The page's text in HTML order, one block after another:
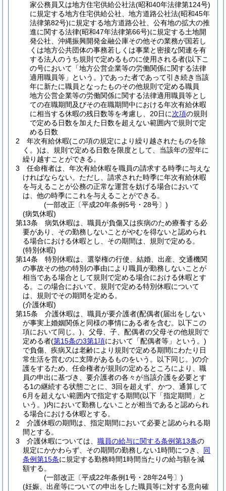
家公務員又は地方住宅供給公社法(昭和40年法律第124号)
に規定する地方住宅供給公社、地方道路公社法(昭和45年
法律第82号)に規定する地方道路公社、公有地の拡大の推
進に関する法律(昭和47年法律第66号)に規定する土地開
発公社、沖縄振興開発金融公庫その他その業務が国若し
くは地方公共団体の事務若しくは事業と密接な関連を有
する法人のうち規則で定めるものに使用される者(以下こ
の号において「地方公営企業等の労働関係に関する法律
適用職員等」という。)であった者であって引き続き当該
年に新たに職員となったものその他規則で定める職員
地方公営企業等の労働関係に関する法律適用職員等とし
ての在職期間及びその在職期間中における年次有給休暇
に相当する休暇の残日数等を考慮し、20日に次項の規則
で定める日数を加えた日数を超えない範囲内で規則で定
める日数
2
年次有給休暇(この項の規定により繰り越されたものを除
く。)は、規則で定める日数を限度として、当該年の翌年に
繰り越すことができる。
3
任命権者は、年次有給休暇を職員の請求する時季に与えな
ければならない。 ただし、請求された時季に年次有給休暇
を与えることが公務の正常な運営を妨げる場合において
は、他の時季にこれを与えることができる。
(一部改正〔平成20年条例5号・28号〕)
(病気休暇)
第13条
病気休暇は、職員が負傷又は疾病のため療養する必
要があり、その勤務しないことがやむを得ないと認められ
る場合における休暇とし、その期間は、規則で定める。
(特別休暇)
第14条
特別休暇は、選挙権の行使、結婚、出産、交通機関
の事故その他の特別の事由により職員が勤務しないことが
相当である場合として規則で定める場合における休暇とす
る。
この場合において、規則で定める特別休暇について
は、規則でその期間を定める。
(介護休暇)
第15条
介護休暇は、職員が要介護者(配偶者(届出をしない
が事実上婚姻関係と同様の事情にある者を含む。以下この
項において同じ。) 、父母、子、配偶者の父母その他規則で
定める者(第15条の3第1項において「配偶者等」という。)
で負傷、疾病又は老齢により規則で定める期間にわたり日
常生活を営むのに支障があるものをいう。以下同じ。)の介
護をするため、任命権者が規則の定めるところにより、職
員の申出に基づき、要介護者の各々が当該介護を必要とす
る1の継続する状態ごとに、3回を超えず、かつ、通算して
6月を超えない範囲内で指定する期間(以下「指定期間」と
いう。)内において勤務しないことが相当であると認められ
る場合における休暇とする。
2
介護休暇の期間は、指定期間において必要と認められる期
間とする。
3
介護休暇については、 職員の給与に関する条例第13条の
規定にかかわらず、その期間の勤務しない1時間につき、 同
条例第15条に規定する勤務時間1時間当たりの給与額を減
額する。
(一部改正〔平成22年条例1号・28年24号〕)
(妊娠、出産等についての申出をした職員等に対する意向確